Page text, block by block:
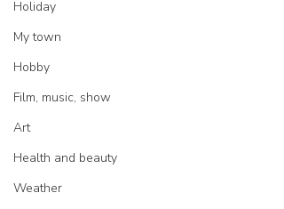
Holiday
My town
Hobby
Film, music, show
Art
Health and beauty
Weather